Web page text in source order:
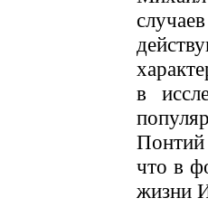
в
Понтий
что в
жизни